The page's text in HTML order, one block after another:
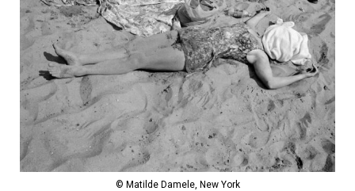
© Matilde Damele, New York